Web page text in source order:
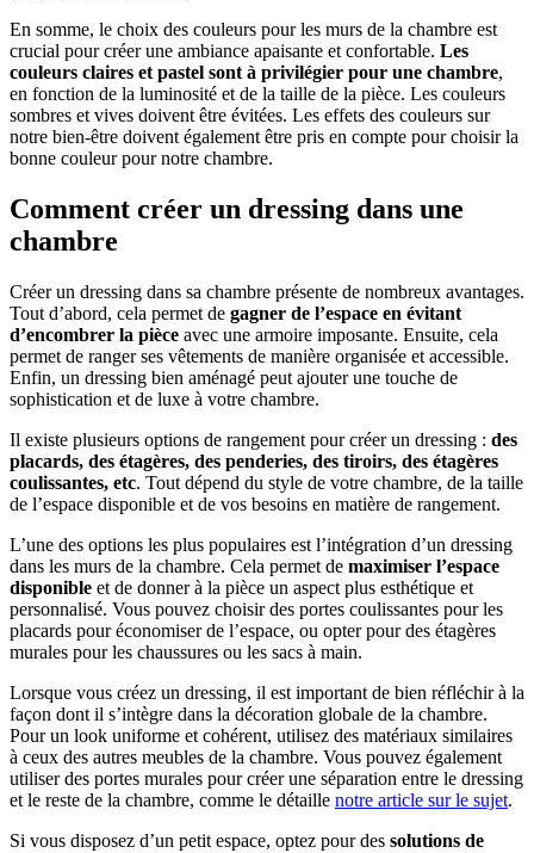
En somme, le choix des couleurs pour les murs de la chambre est
crucial pour créer une ambiance apaisante et confortable. Les
couleurs claires et pastel sont à privilégier pour une chambre,
en fonction de la luminosité et de la taille de la pièce. Les couleurs
sombres et vives doivent être évitées. Les effets des couleurs sur
notre bien-être doivent également être pris en compte pour choisir la
bonne couleur pour notre chambre.
Comment créer un dressing dans une
chambre
Créer un dressing dans sa chambre présente de nombreux avantages.
Tout d’abord, cela permet de gagner de l’espace en évitant
d’encombrer la pièce avec une armoire imposante. Ensuite, cela
permet de ranger ses vêtements de manière organisée et accessible.
Enfin, un dressing bien aménagé peut ajouter une touche de
sophistication et de luxe à votre chambre.
Il existe plusieurs options de rangement pour créer un dressing : des
placards, des étagères, des penderies, des tiroirs, des étagères
coulissantes, etc. Tout dépend du style de votre chambre, de la taille
de l’espace disponible et de vos besoins en matière de rangement.
L’une des options les plus populaires est l’intégration d’un dressing
dans les murs de la chambre. Cela permet de maximiser l’espace
disponible et de donner à la pièce un aspect plus esthétique et
personnalisé. Vous pouvez choisir des portes coulissantes pour les
placards pour économiser de l’espace, ou opter pour des étagères
murales pour les chaussures ou les sacs à main.
Lorsque vous créez un dressing, il est important de bien réfléchir à la
façon dont il s’intègre dans la décoration globale de la chambre.
Pour un look uniforme et cohérent, utilisez des matériaux similaires
à ceux des autres meubles de la chambre. Vous pouvez également
utiliser des portes murales pour créer une séparation entre le dressing
et le reste de la chambre, comme le détaille notre article sur le sujet.
Si vous disposez d’un petit espace, optez pour des solutions de